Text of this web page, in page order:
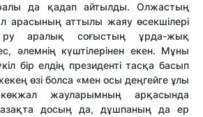
да қадап айтылды. Олжастың
арасының аттылы жаяу өсекшілері
аралық соғыстың ұрда-жық
әлемнің күштілерінен екен. Мұны
бір елдің президенті тасқа басып
өзі болса «мен осы деңгейге ұлы
жауларымның арқасында
досың да, дұшпаның да ер